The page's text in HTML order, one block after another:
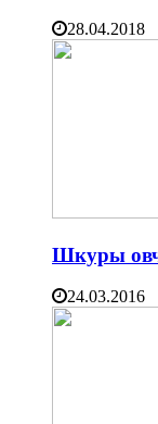
28.04.2018
Шкуры
24.03.2016